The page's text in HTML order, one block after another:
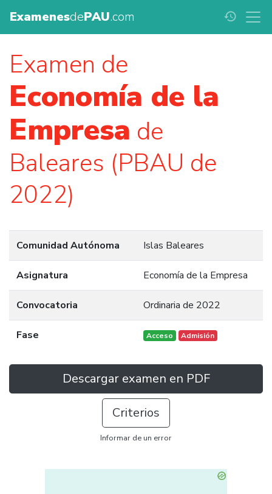
ExamenesdePAU.com history
Examen de
Economía de la
Empresa de
Baleares (PBAU de
2022)
Comunidad Autónoma Islas Baleares
Asignatura Economía de la Empresa
Convocatoria Ordinaria de 2022
Fase Acceso Admisión
Descargar examen en PDF
Criterios
Informar de un error